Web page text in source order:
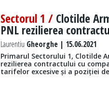
Sectorul 1 / Clotilde
PNL rezilierea
Laurentiu Gheorghe | 15.06.2021
Primarul Sectorului 1, Clotilde
rezilierea contractului cu
tarifelor excesive și a poziției